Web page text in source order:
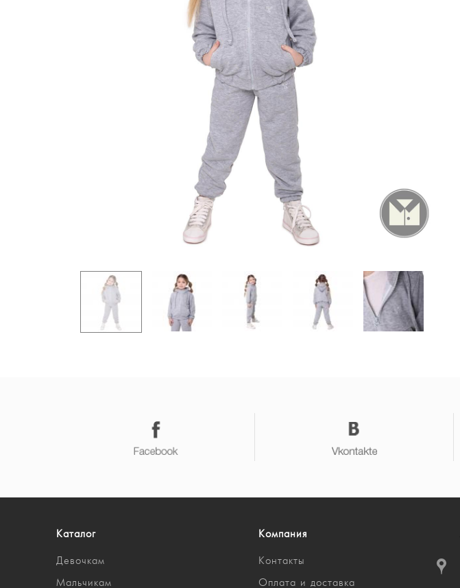
Каталог
Девочкам
Мальчикам
Компания
Контакты
Оплата и доставка